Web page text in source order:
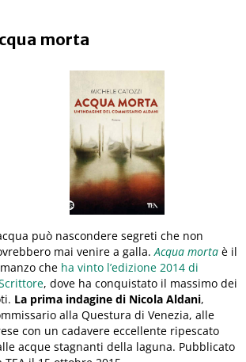
morta
può nascondere segreti che non
mai venire a galla. Acqua morta è il
che ha vinto l’edizione 2014 di
, dove ha conquistato il massimo dei
La prima indagine di Nicola Aldani,
alla Questura di Venezia, alle
con un cadavere eccellente ripescato
acque stagnanti della laguna. Pubblicato